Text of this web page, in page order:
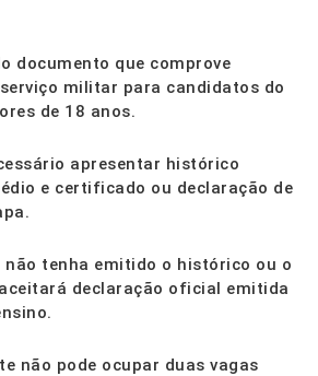
documento que comprove
militar para candidatos do
de 18 anos.
apresentar histórico
e certificado ou declaração de
não tenha emitido o histórico ou o
declaração oficial emitida
não pode ocupar duas vagas